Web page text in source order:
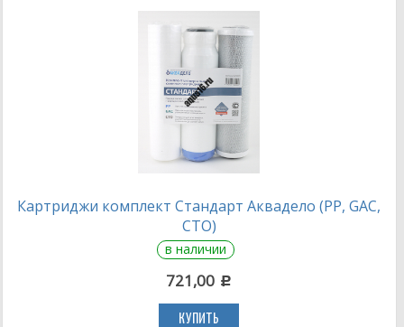
Картриджи комплект Стандарт Аквадело (PP, GAC,
CTO)
в наличии
721,00 c
КУПИТЬ